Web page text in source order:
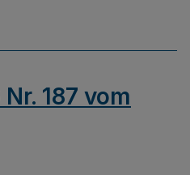
187 vom